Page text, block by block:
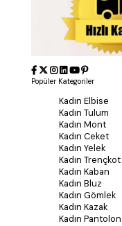
Popüler Kategoriler
Kadın Elbise
Kadın Tulum
Kadın Mont
Kadın Ceket
Kadın Yelek
Kadın Trençkot
Kadın Kaban
Kadın Bluz
Kadın Gömlek
Kadın Kazak
Kadın Pantolon